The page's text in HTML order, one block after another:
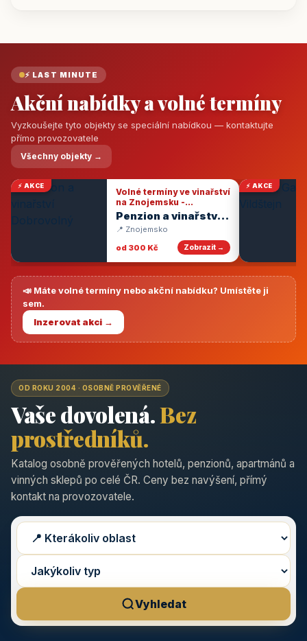
⚡ LAST MINUTE
Akční nabídky a volné termíny
Vyzkoušejte tyto objekty se speciální nabídkou — kontaktujte
přímo provozovatele
Všechny objekty →
⚡ AKCE
Volné termíny ve vinařství
na Znojemsku -
degustace vín
Penzion a vinařství
Dobrovolný
📍 Znojemsko
od 300 Kč
Zobrazit →
⚡ AKCE
📣 Máte volné termíny nebo akční nabídku? Umístěte ji
sem.
Inzerovat akci →
OD ROKU 2004 · OSOBNĚ PROVĚŘENÉ
Vaše dovolená.Bez
prostředníků.
Katalog osobně prověřených hotelů, penzionů, apartmánů a
vinných sklepů po celé ČR. Ceny bez navýšení, přímý
kontakt na provozovatele.
Vyhledat